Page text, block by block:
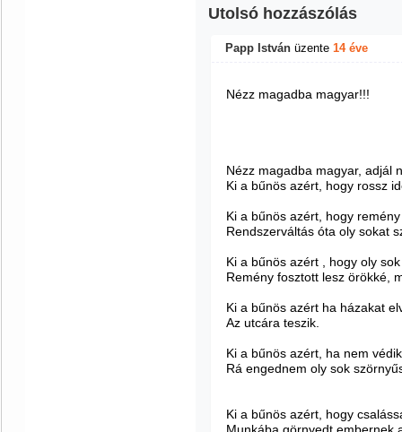
Utolsó hozzászólás
Papp István üzente 14 éve
Nézz magadba magyar!!!
Nézz magadba magyar, adjál
Ki a bűnös azért, hogy rossz
Ki a bűnös azért, hogy
Rendszerváltás óta oly sokat
Ki a bűnös azért , hogy oly
Remény fosztott lesz örökké,
Ki a bűnös azért ha házakat
Az utcára teszik.
Ki a bűnös azért, ha nem
Rá engednem oly sok
Ki a bűnös azért, hogy